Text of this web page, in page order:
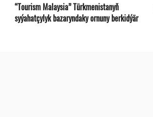
“Tourism Malaysia” Türkmenistanyň
syýahatçylyk bazaryndaky ornuny berkidýär